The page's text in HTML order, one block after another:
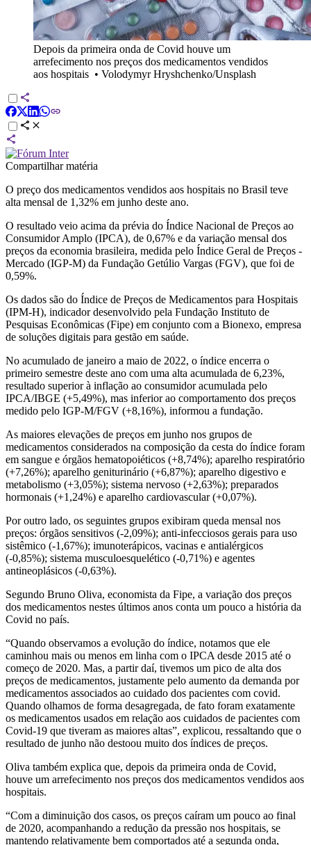
Depois da primeira onda de Covid houve um
arrefecimento nos preços dos medicamentos vendidos
aos hospitais • Volodymyr Hryshchenko/Unsplash
Compartilhar matéria
O preço dos medicamentos vendidos aos hospitais no Brasil teve
alta mensal de 1,32% em junho deste ano.
O resultado veio acima da prévia do Índice Nacional de Preços ao
Consumidor Amplo (IPCA), de 0,67% e da variação mensal dos
preços da economia brasileira, medida pelo Índice Geral de Preços -
Mercado (IGP-M) da Fundação Getúlio Vargas (FGV), que foi de
0,59%.
Os dados são do Índice de Preços de Medicamentos para Hospitais
(IPM-H), indicador desenvolvido pela Fundação Instituto de
Pesquisas Econômicas (Fipe) em conjunto com a Bionexo, empresa
de soluções digitais para gestão em saúde.
No acumulado de janeiro a maio de 2022, o índice encerra o
primeiro semestre deste ano com uma alta acumulada de 6,23%,
resultado superior à inflação ao consumidor acumulada pelo
IPCA/IBGE (+5,49%), mas inferior ao comportamento dos preços
medido pelo IGP-M/FGV (+8,16%), informou a fundação.
As maiores elevações de preços em junho nos grupos de
medicamentos considerados na composição da cesta do índice foram
em sangue e órgãos hematopoiéticos (+8,74%); aparelho respiratório
(+7,26%); aparelho geniturinário (+6,87%); aparelho digestivo e
metabolismo (+3,05%); sistema nervoso (+2,63%); preparados
hormonais (+1,24%) e aparelho cardiovascular (+0,07%).
Por outro lado, os seguintes grupos exibiram queda mensal nos
preços: órgãos sensitivos (-2,09%); anti-infecciosos gerais para uso
sistêmico (-1,67%); imunoterápicos, vacinas e antialérgicos
(-0,85%); sistema musculoesquelético (-0,71%) e agentes
antineoplásicos (-0,63%).
Segundo Bruno Oliva, economista da Fipe, a variação dos preços
dos medicamentos nestes últimos anos conta um pouco a história da
Covid no país.
“Quando observamos a evolução do índice, notamos que ele
caminhou mais ou menos em linha com o IPCA desde 2015 até o
começo de 2020. Mas, a partir daí, tivemos um pico de alta dos
preços de medicamentos, justamente pelo aumento da demanda por
medicamentos associados ao cuidado dos pacientes com covid.
Quando olhamos de forma desagregada, de fato foram exatamente
os medicamentos usados em relação aos cuidados de pacientes com
Covid-19 que tiveram as maiores altas”, explicou, ressaltando que o
resultado de junho não destoou muito dos índices de preços.
Oliva também explica que, depois da primeira onda de Covid,
houve um arrefecimento nos preços dos medicamentos vendidos aos
hospitais.
“Com a diminuição dos casos, os preços caíram um pouco ao final
de 2020, acompanhando a redução da pressão nos hospitais, se
mantendo relativamente bem comportados até a segunda onda,